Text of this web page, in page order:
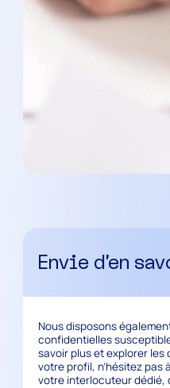
Envie d’en
Nous disposons
confidentielles
savoir plus et explorer
votre profil, n’hésitez
votre interlocuteur dédié,